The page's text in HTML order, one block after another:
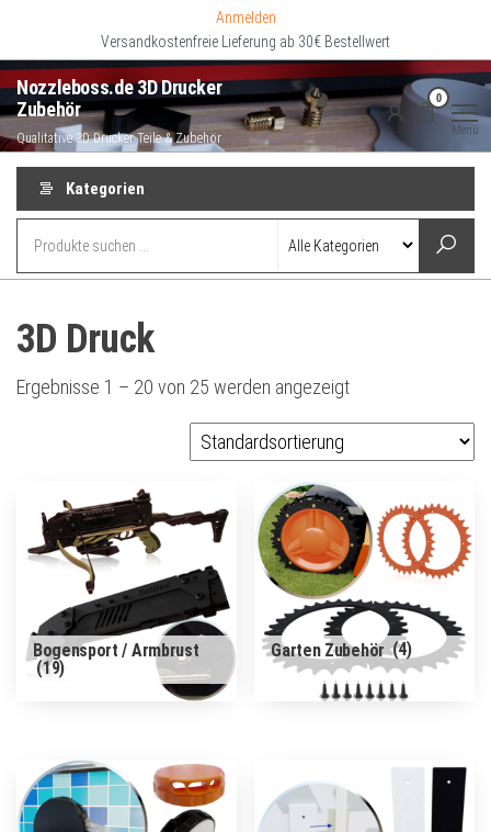
springen
Anmelden
Versandkostenfreie Lieferung ab 30€ Bestellwert
Nozzleboss.de 3D Drucker
Zubehör
Qualitative 3D Drucker Teile & Zubehör
0
Menü
Kategorien
3D Druck
Ergebnisse 1 – 20 von 25 werden angezeigt
Bogensport / Armbrust
(19)
Garten Zubehör(4)